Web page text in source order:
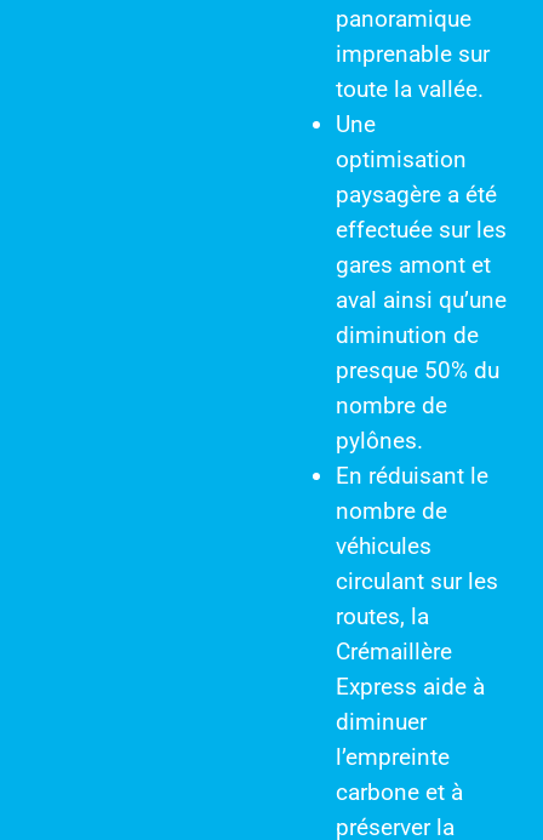
panoramique
imprenable sur
toute la vallée.
Une
optimisation
paysagère a été
effectuée sur les
gares amont et
aval ainsi qu’une
diminution de
presque 50% du
nombre de
pylônes.
En réduisant le
nombre de
véhicules
circulant sur les
routes, la
Crémaillère
Express aide à
diminuer
l’empreinte
carbone et à
préserver la